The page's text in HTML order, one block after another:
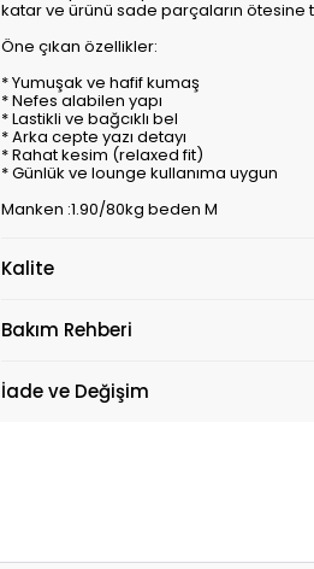
katar ve ürünü sade parçaların ötesine
Öne çıkan özellikler:
* Yumuşak ve hafif kumaş
* Nefes alabilen yapı
* Lastikli ve bağcıklı bel
* Arka cepte yazı detayı
* Rahat kesim (relaxed fit)
* Günlük ve lounge kullanıma uygun
Manken :1.90/80kg beden M
Kalite
Bakım Rehberi
İade ve Değişim